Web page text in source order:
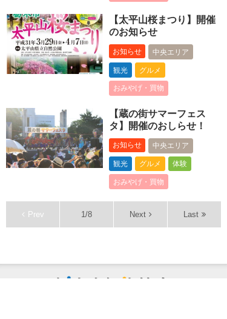
【太平山桜まつり】開催
のお知らせ
お知らせ 中央エリア
観光 グルメ
おみやげ・買物
【蔵の街サマーフェス
タ】開催のおしらせ！
お知らせ 中央エリア
観光 グルメ 体験
おみやげ・買物
Prev 1/8 Next Last